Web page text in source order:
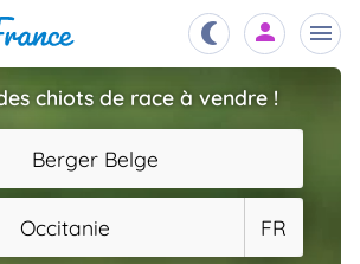
chiots de race à vendre !
Berger Belge
Occitanie FR